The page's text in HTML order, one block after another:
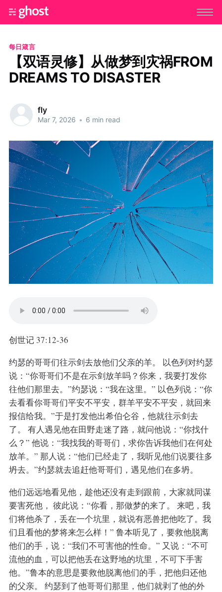
每日箴言
【双语灵修】从做梦到灾祸FROM
DREAMS TO DISASTER
fly
Mar 7, 2026 • 6 min read
创世记 37:12-36
约瑟的哥哥们往示剑去放他们父亲的羊。 以色列对约瑟
说：“你哥哥们不是在示剑放羊吗？你来，我要打发你
往他们那里去。”约瑟说：“我在这里。” 以色列说：“你
去看看你哥哥们平安不平安，群羊平安不平安，就回来
报信给我。”于是打发他出希伯仑谷，他就往示剑去
了。 有人遇见他在田野走迷了路，就问他说：“你找什
么？” 他说：“我找我的哥哥们，求你告诉我他们在何处
放羊。” 那人说：“他们已经走了，我听见他们说要往多
坍去。”约瑟就去追赶他哥哥们，遇见他们在多坍。
他们远远地看见他，趁他还没有走到跟前，大家就同谋
要害死他， 彼此说：“你看，那做梦的来了。 来吧，我
们将他杀了，丢在一个坑里，就说有恶兽把他吃了。我
们且看他的梦将来怎么样！” 鲁本听见了，要救他脱离
他们的手，说：“我们不可害他的性命。” 又说：“不可
流他的血，可以把他丢在这野地的坑里，不可下手害
他。”鲁本的意思是要救他脱离他们的手，把他归还他
的父亲。 约瑟到了他哥哥们那里，他们就剥了他的外